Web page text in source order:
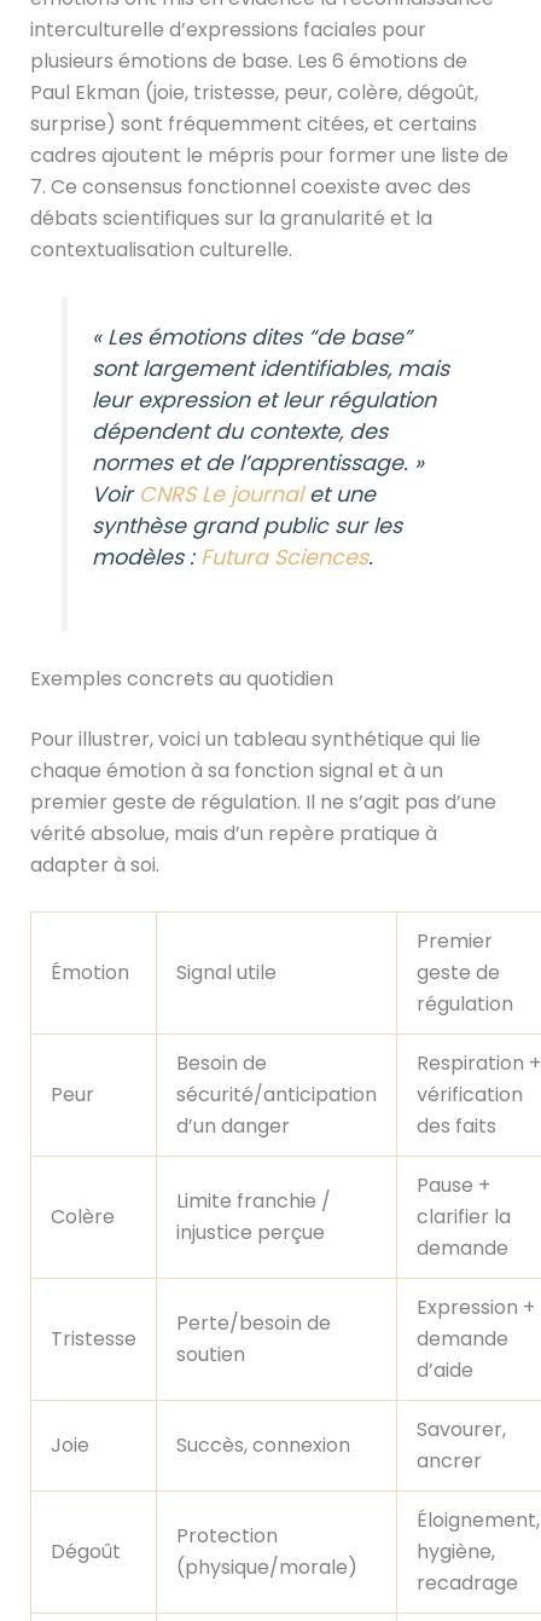
interculturelle d’expressions faciales pour
plusieurs émotions de base. Les 6 émotions de
Paul Ekman (joie, tristesse, peur, colère, dégoût,
surprise) sont fréquemment citées, et certains
cadres ajoutent le mépris pour former une liste de
7. Ce consensus fonctionnel coexiste avec des
débats scientifiques sur la granularité et la
contextualisation culturelle.
« Les émotions dites “de base”
sont largement identifiables, mais
leur expression et leur régulation
dépendent du contexte, des
normes et de l’apprentissage. »
Voir CNRS Le journalet une
synthèse grand public sur les
modèles : Futura Sciences.
Exemples concrets au quotidien
Pour illustrer, voici un tableau synthétique qui lie
chaque émotion à sa fonction signal et à un
premier geste de régulation. Il ne s’agit pas d’une
vérité absolue, mais d’un repère pratique à
adapter à soi.
Émotion Signal utile
Premier
geste de
régulation
Peur
Besoin de
sécurité/anticipation
d’un danger
Respiration +
vérification
des faits
Colère
Limite franchie /
injustice perçue
Pause +
clarifier la
demande
Tristesse
Perte/besoin de
soutien
Expression +
demande
d’aide
Joie Succès, connexion
Savourer,
ancrer
Dégoût
Protection
(physique/morale)
Éloignement,
hygiène,
recadrage